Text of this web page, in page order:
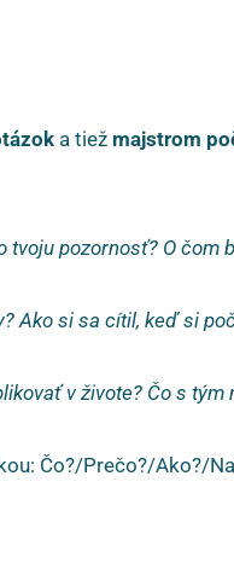
a tiež majstrom
tvoju pozornosť? O čom
Ako si sa cítil, keď si
v živote? Čo s tým
Čo?/Prečo?/Ako?/